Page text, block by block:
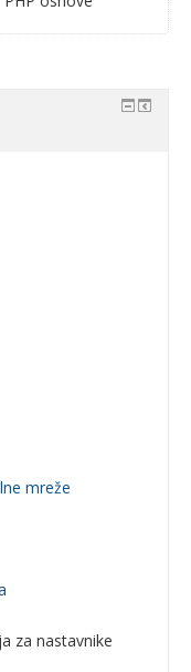
mreže
za nastavnike